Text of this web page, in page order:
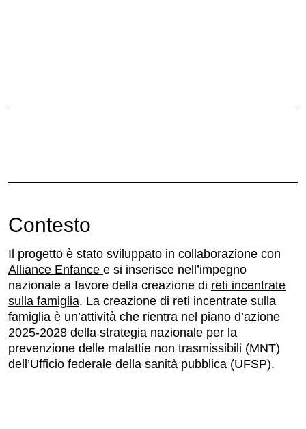
Contesto
Il progetto è stato sviluppato in collaborazione con
Alliance Enfance e si inserisce nell’impegno
nazionale a favore della creazione di reti incentrate
sulla famiglia. La creazione di reti incentrate sulla
famiglia è un’attività che rientra nel piano d’azione
2025-2028 della strategia nazionale per la
prevenzione delle malattie non trasmissibili (MNT)
dell’Ufficio federale della sanità pubblica (UFSP).